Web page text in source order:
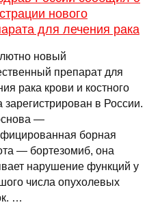
нового
для лечения рака
новый
препарат для
рака крови и костного
зарегистрирован в России.
—
борная
— бортезомиб, она
нарушение функций у
числа опухолевых
…